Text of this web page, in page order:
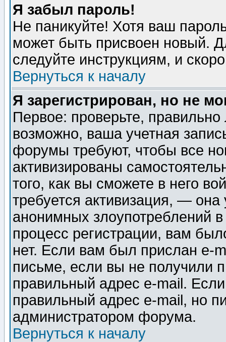
Я забыл пароль!
Не паникуйте! Хотя ваш
может быть присвоен новый.
следуйте инструкциям, и
Вернуться к началу
Я зарегистрирован, но не
Первое: проверьте,
возможно, ваша учетная
форумы требуют, чтобы все
активизированы
того, как вы сможете в него
требуется активизация, —
анонимных злоупотреблений
процесс регистрации, вам
нет. Если вам был прислан e-
письме, если вы не получили
правильный адрес e-mail.
правильный адрес e-mail, но
администратором форума.
Вернуться к началу